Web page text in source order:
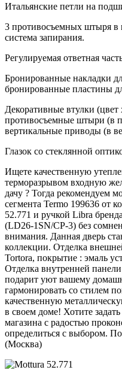
Итальянские петли на
3 противосъемных штыря в
система запирания.
Регулируемая ответная
Бронированные накладки
бронированные пластины
Декоративные втулки
противосъемные штыри (в
вертикальные приводы (в
Глазок со стеклянной
Ищете качественную
терморазрывом входную
дачу ? Тогда рекомендуем
сегмента Termo 199636 от
52.771 и ручкой Libra
(LD26-1SN/CP-3) без
внимания. Данная дверь
коллекции. Отделка
Tortora, покрытие : эмаль
Отделка внутренней
подарит уют вашему
гармонировать со стилем
качественную
в своем доме! Хотите
магазина с радостью
определиться с выбором.
(Москва)